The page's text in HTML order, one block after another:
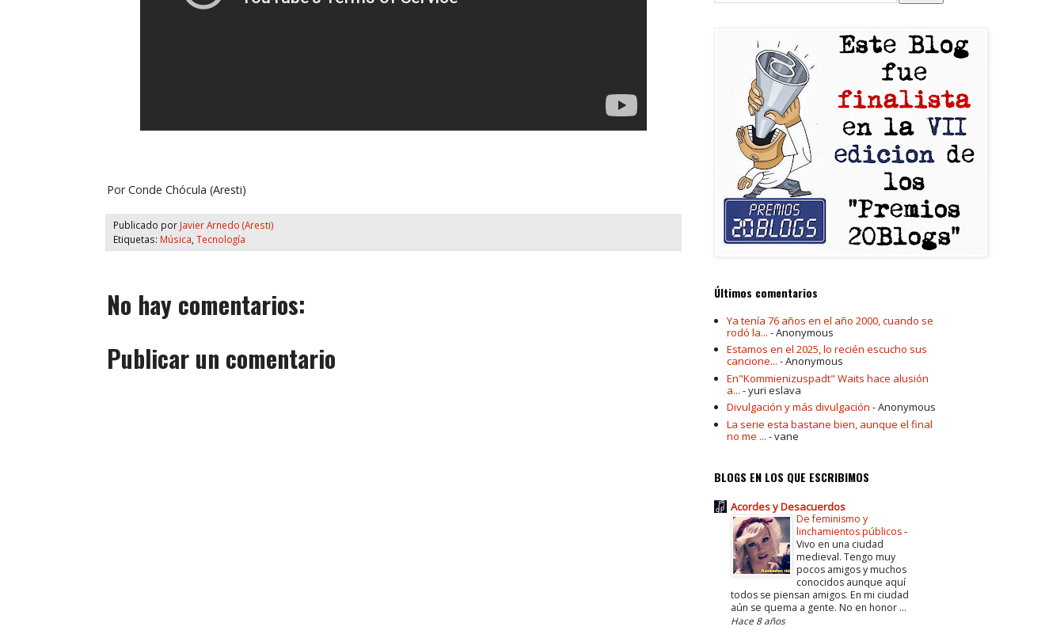
Por Conde Chócula (Aresti)
Publicado por Javier Arnedo (Aresti)
Etiquetas: Música Tecnología
No hay comentarios:
Publicar un comentario
Últimos comentarios
Ya tenía 76 años en el año 2000, cuando se
rodó la... - Anonymous
Estamos en el 2025, lo recién escucho sus
cancione... - Anonymous
En"Kommienizuspadt" Waits hace alusión
a... - yuri eslava
Divulgación y más divulgación - Anonymous
La serie esta bastane bien, aunque el final
no me ... - vane
BLOGS EN LOS QUE ESCRIBIMOS
Acordes y Desacuerdos
De feminismo y
linchamientos públicos-
Vivo en una ciudad
medieval. Tengo muy
pocos amigos y muchos
conocidos aunque aquí
todos se piensan amigos. En mi ciudad
aún se quema a gente. No en honor ...
Hace 8 años